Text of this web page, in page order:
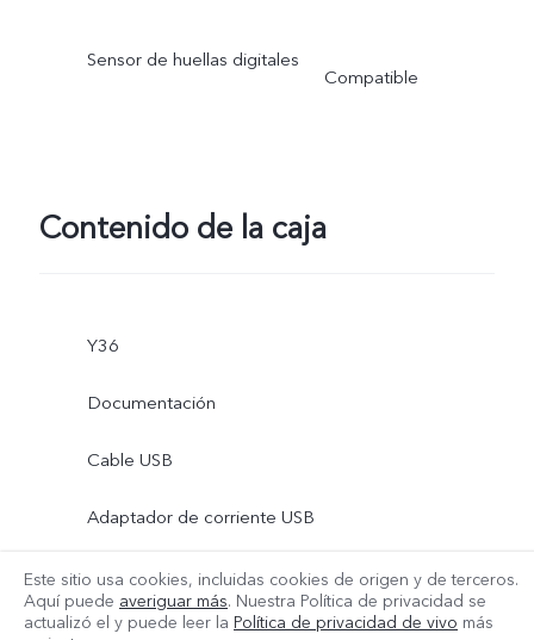
Sensor de huellas digitales
Compatible
Contenido de la caja
Y36
Documentación
Cable USB
Adaptador de corriente USB
Herramienta para extracción
Funda de teléfono
Más
Este sitio usa cookies, incluidas cookies de origen y de terceros.
Aquí puede averiguar más. Nuestra Política de privacidad se
actualizó el y puede leer la Política de privacidad de vivo más